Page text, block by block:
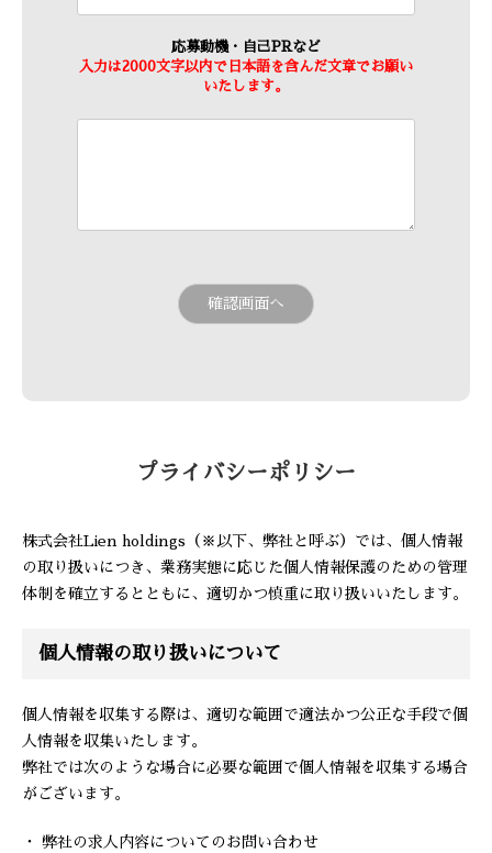
応募動機・自己PRなど
入力は2000文字以内で日本語を含んだ文章でお願い
いたします。
プライバシーポリシー
株式会社Lien holdings（※以下、弊社と呼ぶ）では、個人情報
の取り扱いにつき、業務実態に応じた個人情報保護のための管理
体制を確立するとともに、適切かつ慎重に取り扱いいたします。
個人情報の取り扱いについて
個人情報を収集する際は、適切な範囲で適法かつ公正な手段で個
人情報を収集いたします。
弊社では次のような場合に必要な範囲で個人情報を収集する場合
がございます。
・ 弊社の求人内容についてのお問い合わせ